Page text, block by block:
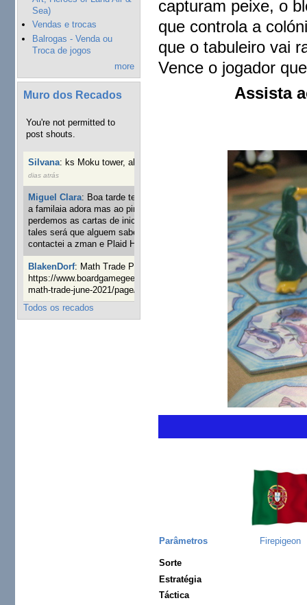
Sea)
Vendas e trocas
Balrogas - Venda ou
Troca de jogos
more
Muro dos Recados
You're not permitted to
post shouts.
Silvana: ks Moku tower, alguém interessado?
40 semanas 6
dias atrás
Miguel Clara: Boa tarde tenho jogo Mice and mistics que
a familaia adora mas ao pintarmos as miniaturas
perdemos as cartas de iniciaticva da expanção downood
tales será que alguem sabe onde adquirir as cartas já
contactei a zman e Plaid Hat e nada
1 ano 8 semanas atrás
BlakenDorf: Math Trade Portuguesa a decorrer. Aqui:
https://www.boardgamegeek.com/geeklist/286035/portugal-
math-trade-june-2021/page/1
Todos os recados
capturam peixe, o
que controla a
que o tabuleiro vai
Vence o jogador
Assista
Parâmetros Firepigeon
Sorte
Estratégia
Táctica